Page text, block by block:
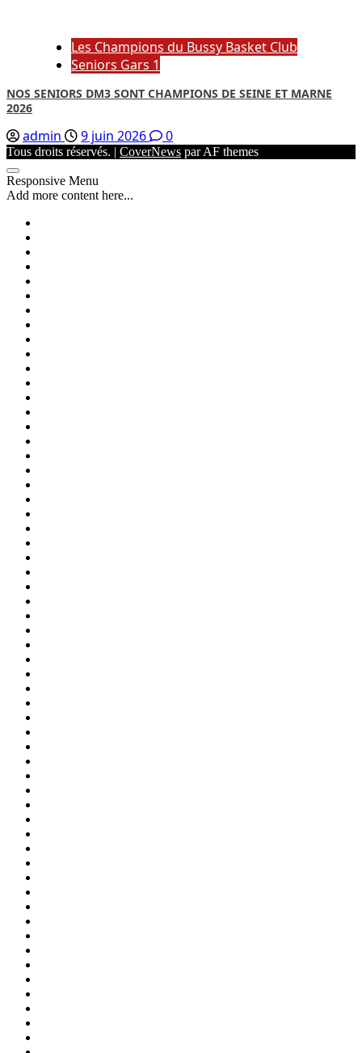
Les Champions du Bussy Basket Club
Seniors Gars 1
NOS SENIORS DM3 SONT CHAMPIONS DE SEINE ET MARNE
2026
admin 9 juin 2026 0
Tous droits réservés. | CoverNews par AF themes
Responsive Menu
Add more content here...